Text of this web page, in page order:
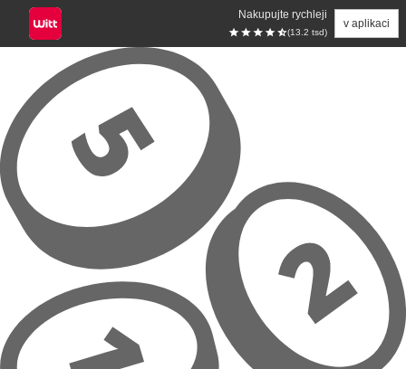
Nakupujte rychleji
(13.2 tsd)
v aplikaci
Přeskočit na hlavní obsah